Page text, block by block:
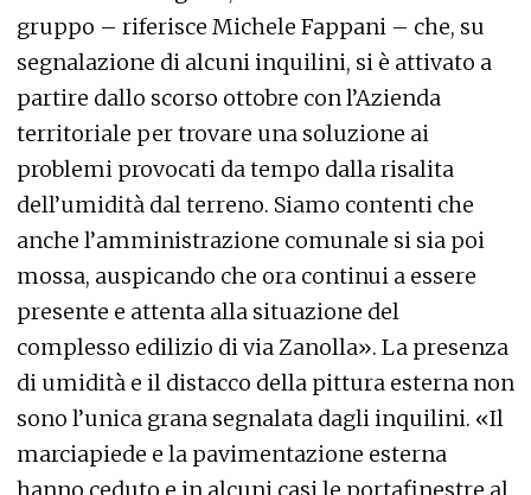
gruppo – riferisce Michele Fappani – che, su
segnalazione di alcuni inquilini, si è attivato a
partire dallo scorso ottobre con l’Azienda
territoriale per trovare una soluzione ai
problemi provocati da tempo dalla risalita
dell’umidità dal terreno. Siamo contenti che
anche l’amministrazione comunale si sia poi
mossa, auspicando che ora continui a essere
presente e attenta alla situazione del
complesso edilizio di via Zanolla». La presenza
di umidità e il distacco della pittura esterna non
sono l’unica grana segnalata dagli inquilini. «Il
marciapiede e la pavimentazione esterna